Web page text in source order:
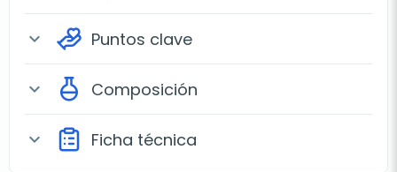
expand_more Puntos clave
expand_more Composición
expand_more Ficha técnica